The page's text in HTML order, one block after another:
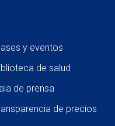
y eventos
de salud
de prensa
de precios